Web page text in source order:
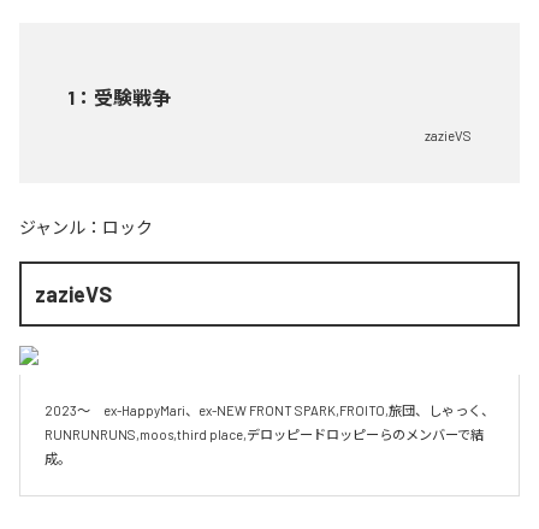
1 ： 受験戦争
zazieVS
ジャンル： ロック
zazieVS
2023〜　ex-HappyMari、ex-NEW FRONT SPARK,FROITO,旅団、しゃっく、
RUNRUNRUNS,moos,third place,デロッピードロッピーらのメンバーで結
成。